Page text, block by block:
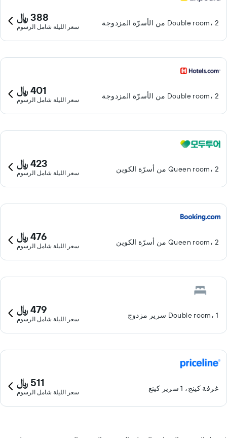
Double room، 2 من الأسرّة المزدوجة 388 ﷼
سعر الليلة شامل الرسوم
Double room، 2 من الأسرّة المزدوجة 401 ﷼
سعر الليلة شامل الرسوم
Queen room، 2 من أسرّة الكوين 423 ﷼
سعر الليلة شامل الرسوم
Queen room، 2 من أسرّة الكوين 476 ﷼
سعر الليلة شامل الرسوم
Double room، 1 سرير مزدوج 479 ﷼
سعر الليلة شامل الرسوم
غرفة كينج، 1 سرير كينغ 511 ﷼
سعر الليلة شامل الرسوم